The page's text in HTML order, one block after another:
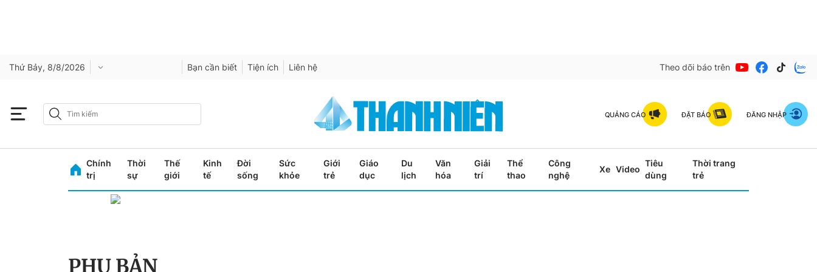
Thứ Bảy, 8/8/2026 Bạn cần biết Tiện ích Liên hệ Theo dõi báo trên
QUẢNG CÁO ĐẶT BÁO ĐĂNG NHẬP
Chính
trị
Thời
sự
Thế
giới
Kinh
tế
Đời
sống
Sức
khỏe
Giới
trẻ
Giáo
dục
Du
lịch
Văn
hóa
Giải
trí
Thể
thao
Công
nghệ
Xe Video
Tiêu
dùng
Thời trang
trẻ
PHỤ BẢN